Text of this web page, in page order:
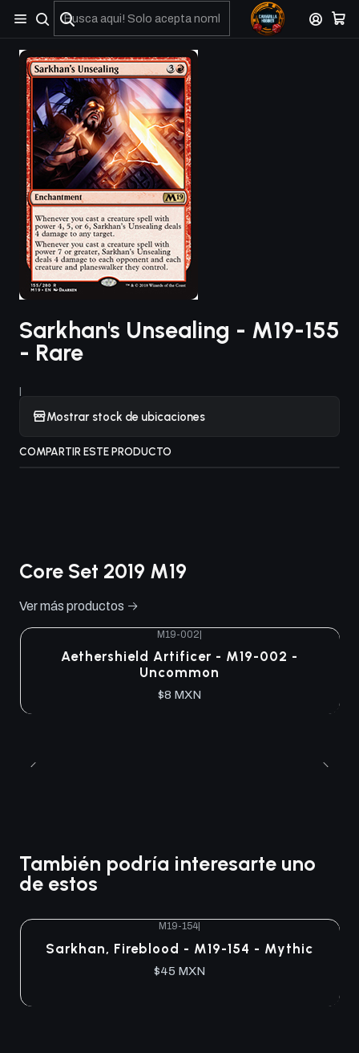
No olviden reportar sus depositos y transferencias por Whatsapp
Sarkhan's Unsealing - M19-155
- Rare
|
Mostrar stock de ubicaciones
COMPARTIR ESTE PRODUCTO
Core Set 2019 M19
Ver más productos
M19-002
Aethershield Artificer - M19-002 -
Uncommon
$8 MXN
También podría interesarte uno
de estos
Agotado
M19-154
Sarkhan, Fireblood - M19-154 - Mythic
$45 MXN